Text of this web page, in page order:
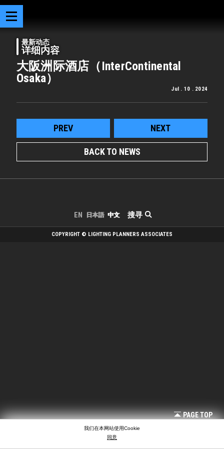
最新动态
详细内容
大阪洲际酒店（InterContinental
Osaka）
Jul . 10 . 2024
PREV NEXT
BACK TO NEWS
搜寻
EN 日本語 中文
PAGE TOP
COPYRIGHT © LIGHTING PLANNERS ASSOCIATES
我们在本网站使用Cookie
同意